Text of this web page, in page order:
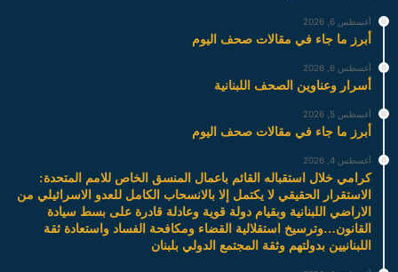
أغسطس 6, 2026
أبرز ما جاء في مقالات صحف اليوم
أغسطس 6, 2026
أسرار وعناوين الصحف اللبنانية
أغسطس 5, 2026
أبرز ما جاء في مقالات صحف اليوم
أغسطس 4, 2026
كرامي خلال استقباله القائم باعمال المنسق الخاص للامم المتحدة:
الاستقرار الحقيقي لا يكتمل إلا بالانسحاب الكامل للعدو الاسرائيلي من
الاراضي اللبنانية وبقيام دولة قوية وعادلة قادرة على بسط سيادة
القانون…وترسيخ استقلالية القضاء ومكافحة الفساد واستعادة ثقة
اللبنانيين بدولتهم وثقة المجتمع الدولي بلبنان